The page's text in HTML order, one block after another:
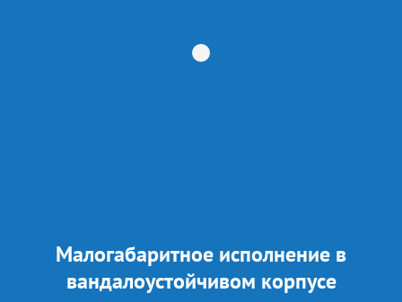
Малогабаритное исполнение в
вандалоустойчивом корпусе